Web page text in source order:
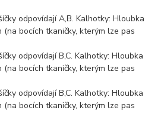
odpovídají A,B. Kalhotky: Hloubka
(na bocích tkaničky, kterým lze pas
odpovídají B,C. Kalhotky: Hloubka
(na bocích tkaničky, kterým lze pas
odpovídají B,C. Kalhotky: Hloubka
(na bocích tkaničky, kterým lze pas